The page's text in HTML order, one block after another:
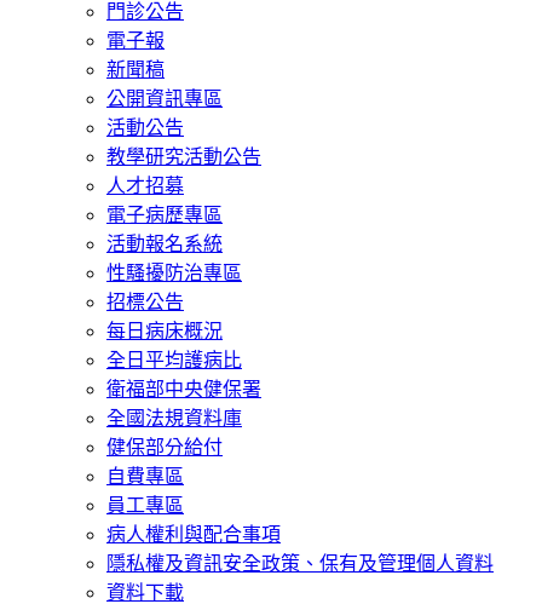
門診公告
電子報
新聞稿
公開資訊專區
活動公告
教學研究活動公告
人才招募
電子病歷專區
活動報名系統
性騷擾防治專區
招標公告
每日病床概況
全日平均護病比
衛福部中央健保署
全國法規資料庫
健保部分給付
自費專區
員工專區
病人權利與配合事項
隱私權及資訊安全政策、保有及管理個人資料
資料下載